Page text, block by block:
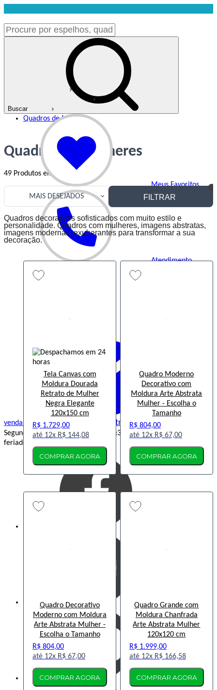
Buscar
Meus Favoritos
Atendimento
vendas@decorepronto.com.br Central de Ajuda
Segunda a Sexta das 8h às 12h e 13:30h às 17:30h (exceto
feriados).
Quadros Decorativos
Pessoas
Quadros de Mulheres
Quadros de Mulheres
49 Produtos em
FILTRAR
MAIS DESEJADOS
Quadros decorativos sofisticados com muito estilo e
personalidade. Quadros com mulheres, imagens abstratas,
imagens modernas, exuberantes para transformar a sua
decoração.
Tela Canvas com
Moldura Dourada
Retrato de Mulher
Negra Elegante
120x150 cm
R$ 1.729,00
12x R$ 144,08
COMPRAR AGORA
Quadro Moderno
Decorativo com
Moldura Arte Abstrata
Mulher - Escolha o
Tamanho
R$ 804,00
12x R$ 67,00
COMPRAR AGORA
Quadro Decorativo
Moderno com Moldura
Arte Abstrata Mulher -
Escolha o Tamanho
R$ 804,00
12x R$ 67,00
COMPRAR AGORA
Quadro Grande com
Moldura Chanfrada
Arte Abstrata Mulher
120x120 cm
R$ 1.999,00
12x R$ 166,58
COMPRAR AGORA